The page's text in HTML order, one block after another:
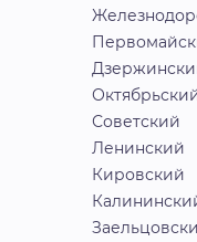
Советский
Ленинский
Кировский